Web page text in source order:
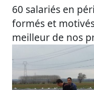
60 salariés en
formés et
meilleur de nos